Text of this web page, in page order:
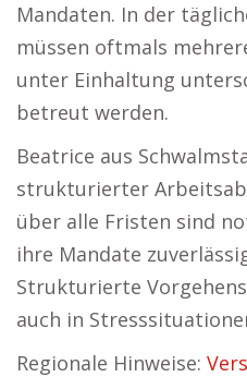
Mandaten. In der
müssen oftmals
unter Einhaltung
betreut werden.
Beatrice aus
strukturierter
über alle Fristen sind
ihre Mandate
Strukturierte
auch in
Regionale Hinweise: